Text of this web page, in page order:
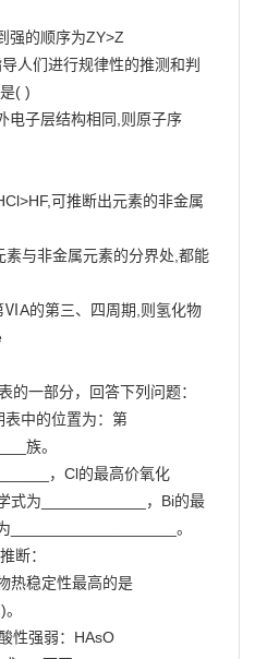
强的顺序为ZY>Z
人们进行规律性的推测和判
( )
电子层结构相同,则原子序
可推断出元素的非金属
素与非金属元素的分界处,都能
ⅥA的第三、四周期,则氢化物
的一部分，回答下列问题：
中的位置为：第
族。
，Cl的最高价氧化
式为____________，Bi的最
___________________。
断：
热稳定性最高的是
性强弱：HAsO